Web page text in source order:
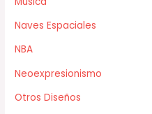
Naves Espaciales
NBA
Neoexpresionismo
Otros Diseños